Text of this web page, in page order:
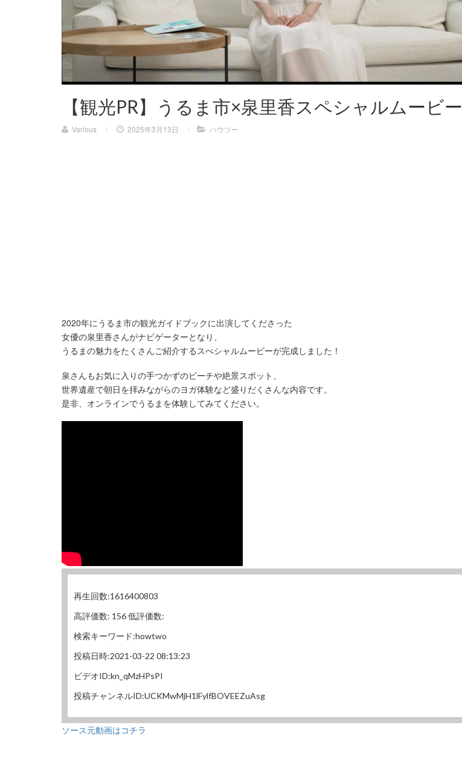
【観光PR】うるま市×泉里香スペシャルムービー
Various / 2025年3月13日 / ハウツー
2020年にうるま市の観光ガイドブックに出演してくださった
女優の泉里香さんがナビゲーターとなり、
うるまの魅力をたくさんご紹介するスぺシャルムービーが完成しました！
泉さんもお気に入りの手つかずのビーチや絶景スポット、
世界遺産で朝日を拝みながらのヨガ体験など盛りだくさんな内容です。
是非、オンラインでうるまを体験してみてください。
再生回数:1616400803
高評価数: 156 低評価数:
検索キーワード:howtwo
投稿日時:2021-03-22 08:13:23
ビデオID:kn_qMzHPsPI
投稿チャンネルID:UCKMwMjH1lFylfBOVEEZuAsg
ソース元動画はコチラ